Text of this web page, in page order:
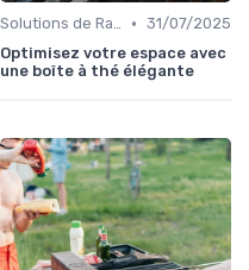
Solutions de Rangement et d'Organisation • 31/07/2025
Optimisez votre espace avec
une boîte à thé élégante